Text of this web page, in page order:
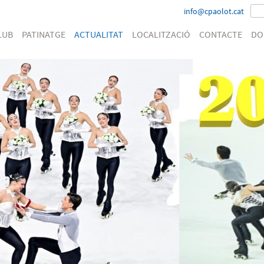
info@cpaolot.cat
PATINATGE ACTUALITAT LOCALITZACIÓ CONTACTE